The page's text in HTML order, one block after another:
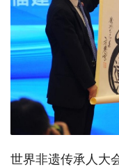
世界非遗传承人大